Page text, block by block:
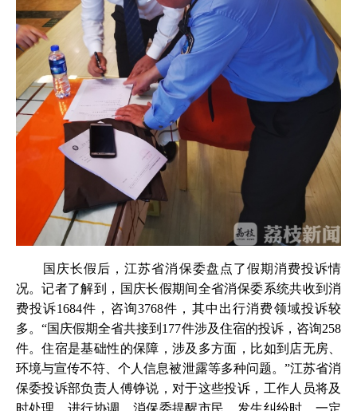
国庆长假后，江苏省消保委盘点了假期消费投诉情
况。记者了解到，国庆长假期间全省消保委系统共收到消
费投诉1684件，咨询3768件，其中出行消费领域投诉较
多。“国庆假期全省共接到177件涉及住宿的投诉，咨询258
件。住宿是基础性的保障，涉及多方面，比如到店无房、
环境与宣传不符、个人信息被泄露等多种问题。”江苏省消
保委投诉部负责人傅铮说，对于这些投诉，工作人员将及
时处理，进行协调。消保委提醒市民，发生纠纷时，一定